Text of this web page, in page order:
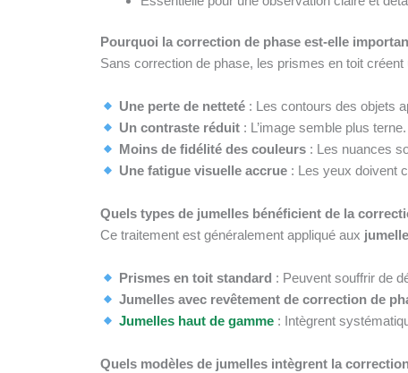
Pourquoi la correction de phase est-elle
Sans correction de phase, les prismes en toit
Une perte de netteté : Les contours des objets
Un contraste réduit : L’image semble plus terne.
Moins de fidélité des couleurs : Les nuances
Une fatigue visuelle accrue : Les yeux doivent
Quels types de jumelles bénéficient de la
Ce traitement est généralement appliqué aux
Prismes en toit standard : Peuvent souffrir de
Jumelles avec revêtement de correction de
Jumelles haut de gamme : Intègrent
Quels modèles de jumelles intègrent la